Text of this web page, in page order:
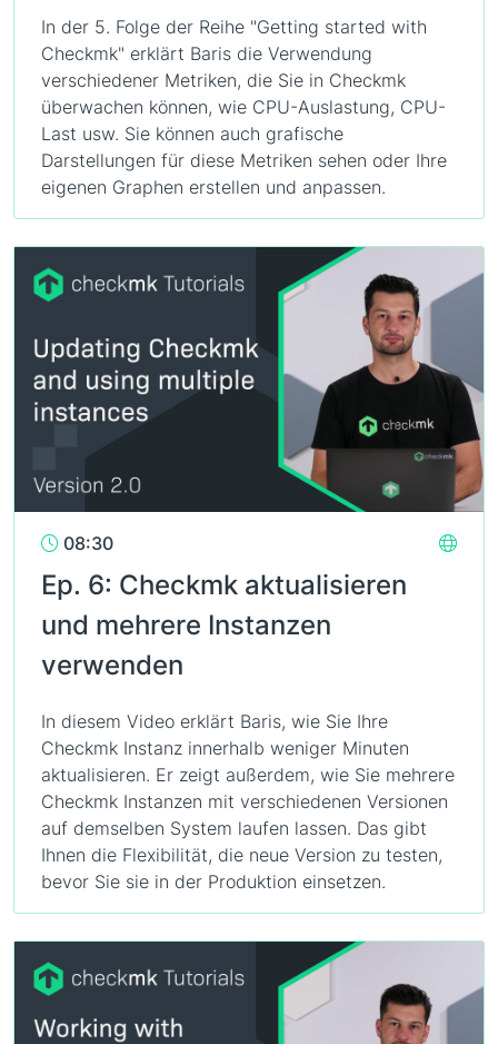
In der 5. Folge der Reihe "Getting started with
Checkmk" erklärt Baris die Verwendung
verschiedener Metriken, die Sie in Checkmk
überwachen können, wie CPU-Auslastung, CPU-
Last usw. Sie können auch grafische
Darstellungen für diese Metriken sehen oder Ihre
eigenen Graphen erstellen und anpassen.
08:30
Ep. 6: Checkmk aktualisieren
und mehrere Instanzen
verwenden
In diesem Video erklärt Baris, wie Sie Ihre
Checkmk Instanz innerhalb weniger Minuten
aktualisieren. Er zeigt außerdem, wie Sie mehrere
Checkmk Instanzen mit verschiedenen Versionen
auf demselben System laufen lassen. Das gibt
Ihnen die Flexibilität, die neue Version zu testen,
bevor Sie sie in der Produktion einsetzen.